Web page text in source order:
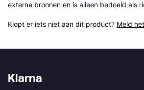
externe bronnen en is alleen bedoeld als
Klopt er iets niet aan dit product? Meld
Klarna